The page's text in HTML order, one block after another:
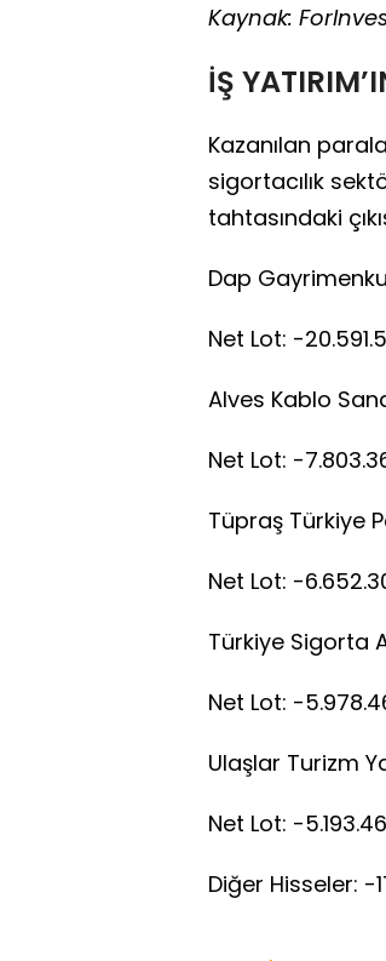
Kaynak:
İŞ
Kazanılan
sigortacılık
tahtasındaki
Dap
Net Lot: -
Alves Kablo
Net Lot: -
Tüpraş Türkiye
Net Lot: -
Türkiye Sigorta
Net Lot: -
Ulaşlar Turizm
Net Lot: -
Diğer Hisseler: -